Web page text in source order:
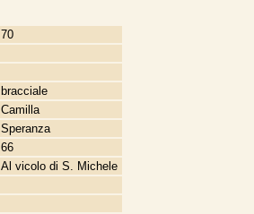
70
bracciale
Camilla
Speranza
66
Al vicolo di S. Michele